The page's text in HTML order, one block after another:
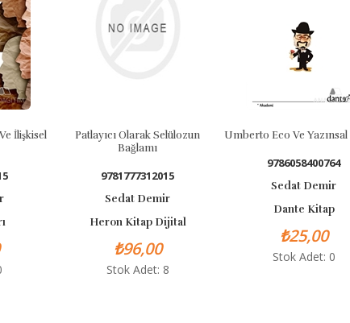
İlişkisel
Patlayıcı Olarak Selülozun
Bağlamı
9781777312015
Sedat Demir
Heron Kitap Dijital
₺96,00
Stok Adet: 8
Umberto Eco Ve
9786058400764
Sedat Demir
Dante Kitap
₺25,00
Stok Adet: 0